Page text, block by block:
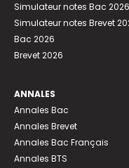
Simulateur notes Bac 2026
Simulateur notes Brevet
Bac 2026
Brevet 2026
ANNALES
Annales Bac
Annales Brevet
Annales Bac Français
Annales BTS